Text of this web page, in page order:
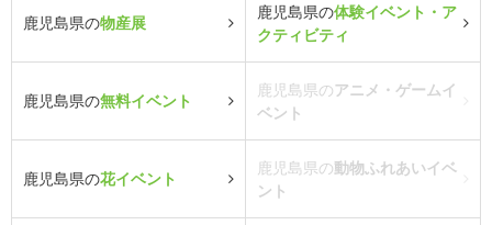
鹿児島県の物産展
鹿児島県の体験イベント・ア
クティビティ
鹿児島県の無料イベント
鹿児島県のアニメ・ゲームイ
ベント
鹿児島県の花イベント
鹿児島県の動物ふれあいイベ
ント